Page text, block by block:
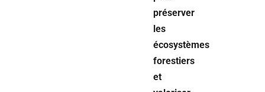
préserver
les
écosystèmes
forestiers
et